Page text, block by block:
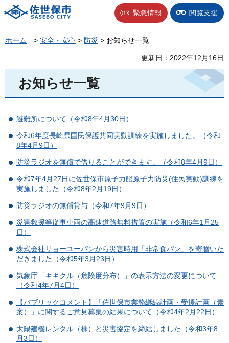
佐世保市 緊急情報 閲覧支援
ホーム > 安全・安心 > 防災 > お知らせ一覧
更新日：2022年12月16日
お知らせ一覧
避難所について（令和8年4月30日）
令和6年度長崎県国民保護共同実動訓練を実施しました。（令和
8年4月9日）
防災ラジオを無償で借りることができます。（令和8年4月9日）
令和7年4月27日に佐世保市原子力艦原子力防災(住民実動)訓練を
実施しました（令和8年2月19日）
防災ラジオの無償貸与（令和7年9月9日）
災害救援等従事車両の高速道路無料措置の実施（令和6年1月25
日）
株式会社リョーユーパンから災害時用「非常食パン」を寄贈いた
だきました（令和5年3月23日）
気象庁「キキクル（危険度分布）」の表示方法の変更について
（令和4年7月4日）
【パブリックコメント】「佐世保市業務継続計画・受援計画（素
案）」に関するご意見募集の結果について（令和4年2月22日）
太陽建機レンタル（株）と災害協定を締結しました（令和3年8
月3日）